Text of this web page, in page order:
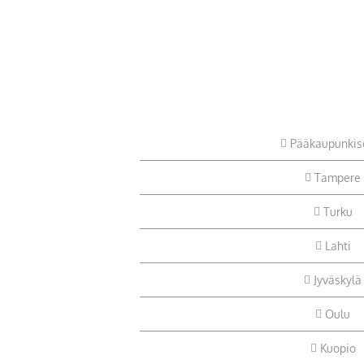
Tampere
Turku
Lahti
Jyväskylä
Oulu
Kuopio